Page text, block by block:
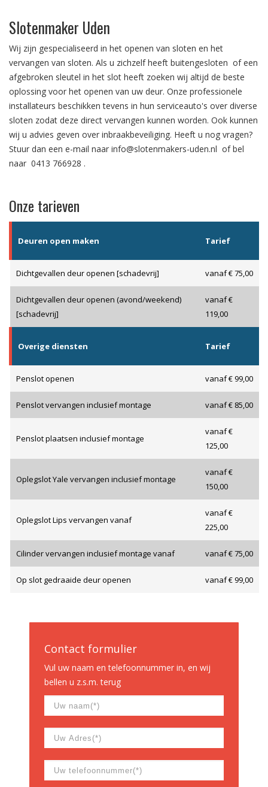
Slotenmaker Uden
Wij zijn gespecialiseerd in het openen van sloten en het
vervangen van sloten. Als u zichzelf heeft buitengesloten of een
afgebroken sleutel in het slot heeft zoeken wij altijd de beste
oplossing voor het openen van uw deur. Onze professionele
installateurs beschikken tevens in hun serviceauto's over diverse
sloten zodat deze direct vervangen kunnen worden. Ook kunnen
wij u advies geven over inbraakbeveiliging. Heeft u nog vragen?
Stuur dan een e-mail naar info@slotenmakers-uden.nl of bel
naar 0413 766928 .
Onze tarieven
Deuren open maken Tarief
Dichtgevallen deur openen [schadevrij] vanaf € 75,00
Dichtgevallen deur openen (avond/weekend)
[schadevrij]
vanaf €
119,00
Overige diensten Tarief
Penslot openen vanaf € 99,00
Penslot vervangen inclusief montage vanaf € 85,00
Penslot plaatsen inclusief montage
vanaf €
125,00
Oplegslot Yale vervangen inclusief montage
vanaf €
150,00
Oplegslot Lips vervangen vanaf
vanaf €
225,00
Cilinder vervangen inclusief montage vanaf vanaf € 75,00
Op slot gedraaide deur openen vanaf € 99,00
Contact formulier
Vul uw naam en telefoonnummer in, en wij
bellen u z.s.m. terug